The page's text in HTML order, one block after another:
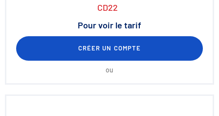
CD22
Pour voir le tarif
CRÉER UN COMPTE
ou